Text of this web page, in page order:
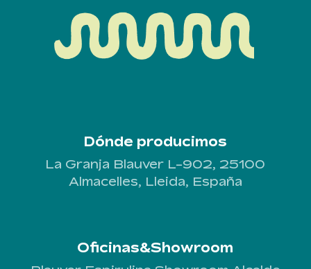
Dónde producimos
La Granja Blauver L-902, 25100
Almacelles, Lleida, España
Oficinas&Showroom